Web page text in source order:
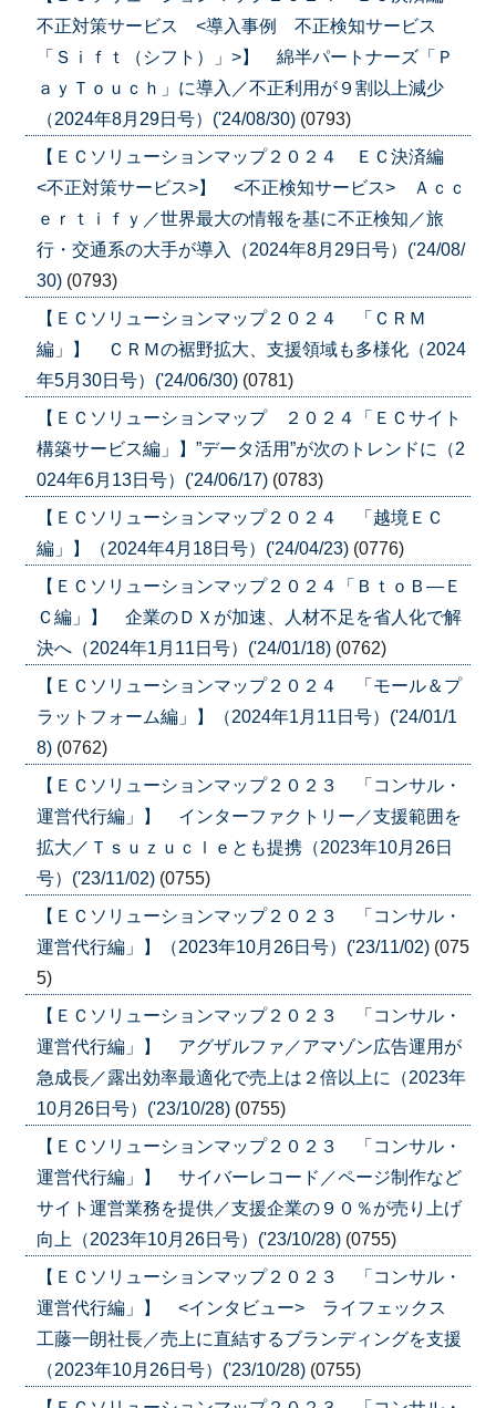
不正対策サービス <導入事例 不正検知サービス
「Ｓｉｆｔ（シフト）」>】 綿半パートナーズ「Ｐ
ａｙＴｏｕｃｈ」に導入／不正利用が９割以上減少
（2024年8月29日号）('24/08/30) (0793)
【ＥＣソリューションマップ２０２４ ＥＣ決済編
<不正対策サービス>】 <不正検知サービス> Ａｃｃ
ｅｒｔｉｆｙ／世界最大の情報を基に不正検知／旅
行・交通系の大手が導入（2024年8月29日号）('24/08/
30) (0793)
【ＥＣソリューションマップ２０２４ 「ＣＲＭ
編」】 ＣＲＭの裾野拡大、支援領域も多様化（2024
年5月30日号）('24/06/30) (0781)
【ＥＣソリューションマップ ２０２４「ＥＣサイト
構築サービス編」】”データ活用”が次のトレンドに（2
024年6月13日号）('24/06/17) (0783)
【ＥＣソリューションマップ２０２４ 「越境ＥＣ
編」】（2024年4月18日号）('24/04/23) (0776)
【ＥＣソリューションマップ２０２４「ＢｔｏＢ―Ｅ
Ｃ編」】 企業のＤＸが加速、人材不足を省人化で解
決へ（2024年1月11日号）('24/01/18) (0762)
【ＥＣソリューションマップ２０２４ 「モール＆プ
ラットフォーム編」】（2024年1月11日号）('24/01/1
8) (0762)
【ＥＣソリューションマップ２０２３ 「コンサル・
運営代行編」】 インターファクトリー／支援範囲を
拡大／Ｔｓｕｚｕｃｌｅとも提携（2023年10月26日
号）('23/11/02) (0755)
【ＥＣソリューションマップ２０２３ 「コンサル・
運営代行編」】（2023年10月26日号）('23/11/02) (075
5)
【ＥＣソリューションマップ２０２３ 「コンサル・
運営代行編」】 アグザルファ／アマゾン広告運用が
急成長／露出効率最適化で売上は２倍以上に（2023年
10月26日号）('23/10/28) (0755)
【ＥＣソリューションマップ２０２３ 「コンサル・
運営代行編」】 サイバーレコード／ページ制作など
サイト運営業務を提供／支援企業の９０％が売り上げ
向上（2023年10月26日号）('23/10/28) (0755)
【ＥＣソリューションマップ２０２３ 「コンサル・
運営代行編」】 <インタビュー> ライフェックス
工藤一朗社長／売上に直結するブランディングを支援
（2023年10月26日号）('23/10/28) (0755)